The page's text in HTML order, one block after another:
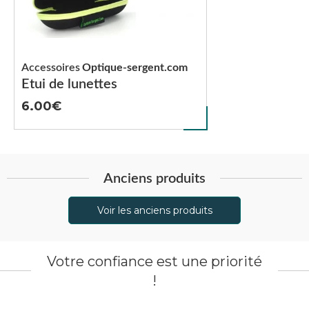
Etui de lunettes
AccessoiresOptique-sergent.com
6.00
Anciens produits
Voir les anciens produits
Votre confiance est une priorité
!